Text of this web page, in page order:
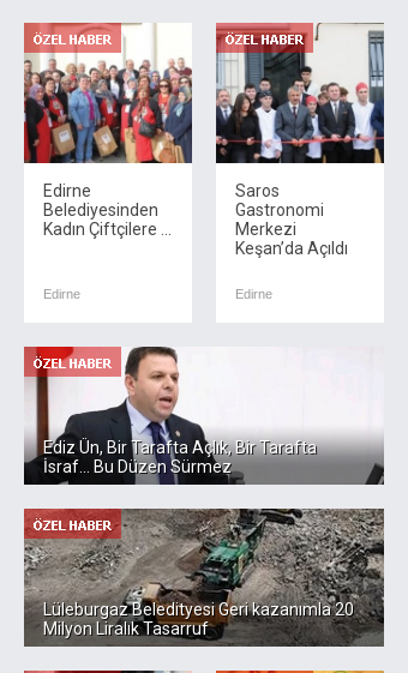
Edirne
Belediyesinden
Kadın Çiftçilere ...
Edirne
Saros
Gastronomi
Merkezi
Keşan’da Açıldı
Edirne
Ediz Ün, Bir Tarafta Açlık, Bir Tarafta
İsraf... Bu Düzen Sürmez
Lüleburgaz Beledityesi Geri kazanımla 20
Milyon Liralık Tasarruf